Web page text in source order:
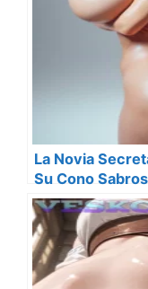
La Novia
Su Cono